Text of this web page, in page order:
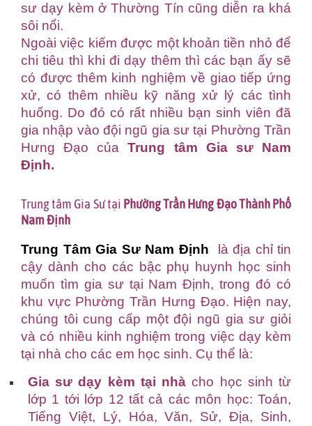
sư dạy kèm ở Thường Tín cũng diễn ra khá
sôi nổi.
Ngoài việc kiếm được một khoản tiền nhỏ để
chi tiêu thì khi đi dạy thêm thì các bạn ấy sẽ
có được thêm kinh nghiệm về giao tiếp ứng
xử, có thêm nhiều kỹ năng xử lý các tình
huống. Do đó có rất nhiều bạn sinh viên đã
gia nhập vào đội ngũ gia sư tại Phường Trần
Hưng Đạo củaTrung tâm Gia sư Nam
Định.
Trung tâm Gia Sư tại Phường Trần Hưng Đạo Thành Phố
Nam Định
Trung Tâm Gia Sư Nam Định là địa chỉ tin
cậy dành cho các bậc phụ huynh học sinh
muốn tìm gia sư tại Nam Định, trong đó có
khu vực Phường Trần Hưng Đạo. Hiện nay,
chúng tôi cung cấp một đội ngũ gia sư giỏi
và có nhiều kinh nghiệm trong việc dạy kèm
tại nhà cho các em học sinh. Cụ thể là:
Gia sư dạy kèm tại nhà cho học sinh từ
lớp 1 tới lớp 12 tất cả các môn học: Toán,
Tiếng Việt, Lý, Hóa, Văn, Sử, Địa, Sinh,